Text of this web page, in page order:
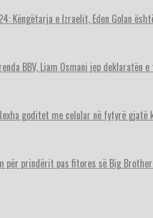
Këngëtarja e Izraelit, Eden Golan
BBV, Liam Osmani jep deklaratën
goditet me celular në fytyrë gjatë
për prindërit pas fitores së Big